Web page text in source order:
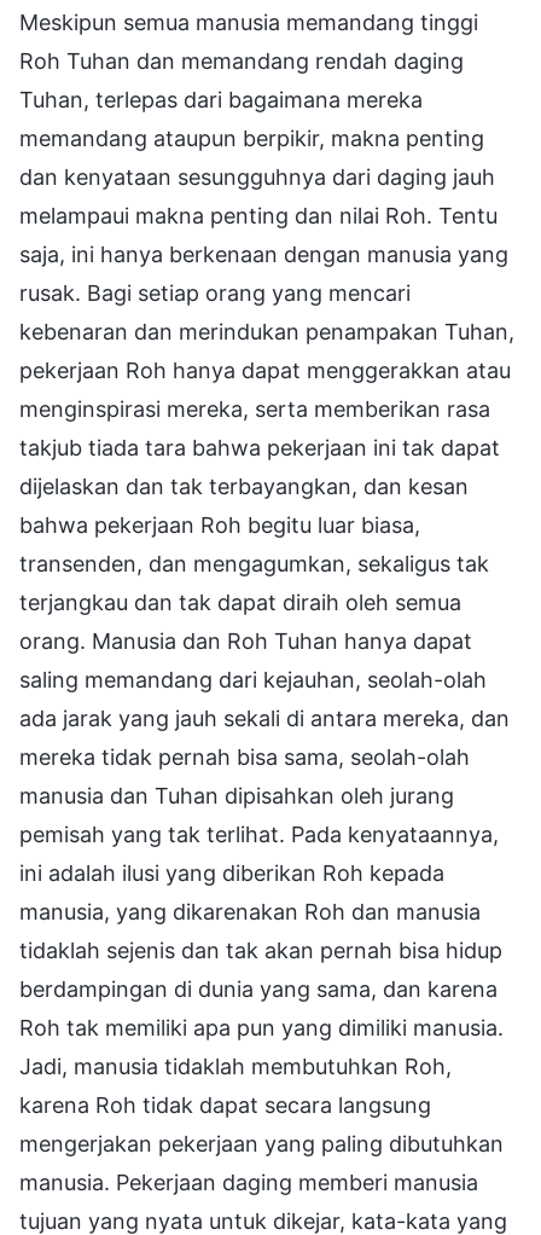
Meskipun semua manusia memandang tinggi
Roh Tuhan dan memandang rendah daging
Tuhan, terlepas dari bagaimana mereka
memandang ataupun berpikir, makna penting
dan kenyataan sesungguhnya dari daging jauh
melampaui makna penting dan nilai Roh. Tentu
saja, ini hanya berkenaan dengan manusia yang
rusak. Bagi setiap orang yang mencari
kebenaran dan merindukan penampakan Tuhan,
pekerjaan Roh hanya dapat menggerakkan atau
menginspirasi mereka, serta memberikan rasa
takjub tiada tara bahwa pekerjaan ini tak dapat
dijelaskan dan tak terbayangkan, dan kesan
bahwa pekerjaan Roh begitu luar biasa,
transenden, dan mengagumkan, sekaligus tak
terjangkau dan tak dapat diraih oleh semua
orang. Manusia dan Roh Tuhan hanya dapat
saling memandang dari kejauhan, seolah-olah
ada jarak yang jauh sekali di antara mereka, dan
mereka tidak pernah bisa sama, seolah-olah
manusia dan Tuhan dipisahkan oleh jurang
pemisah yang tak terlihat. Pada kenyataannya,
ini adalah ilusi yang diberikan Roh kepada
manusia, yang dikarenakan Roh dan manusia
tidaklah sejenis dan tak akan pernah bisa hidup
berdampingan di dunia yang sama, dan karena
Roh tak memiliki apa pun yang dimiliki manusia.
Jadi, manusia tidaklah membutuhkan Roh,
karena Roh tidak dapat secara langsung
mengerjakan pekerjaan yang paling dibutuhkan
manusia. Pekerjaan daging memberi manusia
tujuan yang nyata untuk dikejar, kata-kata yang